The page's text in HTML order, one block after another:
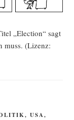
„Elec­tion“ sagt
muss. (Lizenz:
, USA,